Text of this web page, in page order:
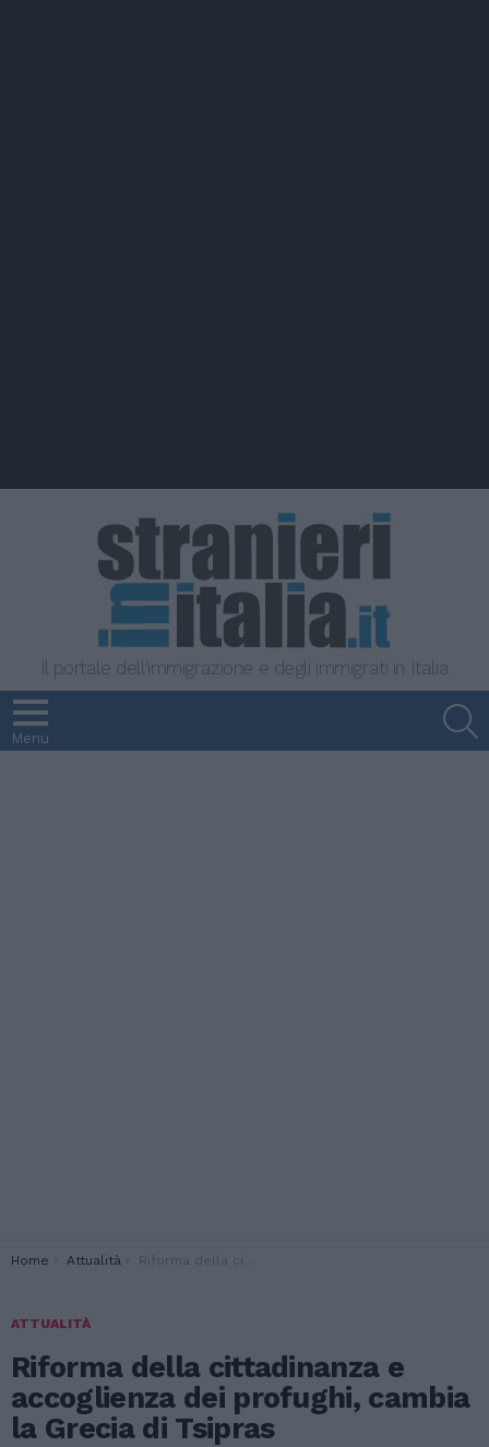
Il portale dell'immigrazione e degli immigrati in Italia
Menu
You are here:
Home Attualità Riforma della cittadinanza e accoglienza dei profughi, cambia la Grecia di Tsipras
ATTUALITÀ
Riforma della cittadinanza e
accoglienza dei profughi, cambia
la Grecia di Tsipras